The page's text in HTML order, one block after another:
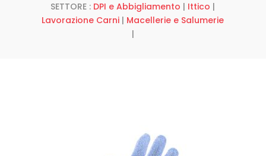
SETTORE : DPI e Abbigliamento | Ittico |
Lavorazione Carni | Macellerie e Salumerie
|